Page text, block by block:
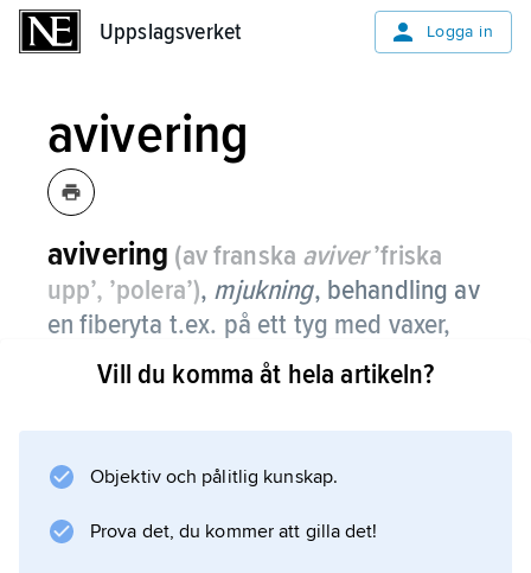
Uppslagsverket Logga in
avivering
avivering (av franska aviver’friska
upp’, ’polera’), mjukning, behandling av
en fiberyta t.ex. på ett tyg med vaxer,
oljor m.m.
tillverkningsprocessen eller för att ge en
Vill du komma åt hela artikeln?
Objektiv och pålitlig kunskap.
Prova det, du kommer att gilla det!